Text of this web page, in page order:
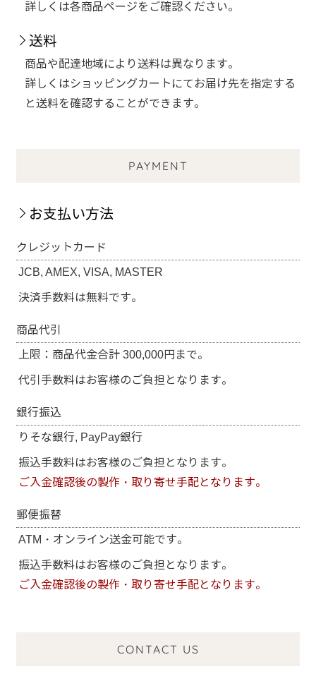
詳しくは各商品ページをご確認ください。
送料
商品や配達地域により送料は異なります。
詳しくはショッピングカートにてお届け先を指定する
と送料を確認することができます。
PAYMENT
お支払い方法
クレジットカード
JCB, AMEX, VISA, MASTER
決済手数料は無料です。
商品代引
上限：商品代金合計 300,000円まで。
代引手数料はお客様のご負担となります。
銀行振込
りそな銀行, PayPay銀行
振込手数料はお客様のご負担となります。
ご入金確認後の製作・取り寄せ手配となります。
郵便振替
ATM・オンライン送金可能です。
振込手数料はお客様のご負担となります。
ご入金確認後の製作・取り寄せ手配となります。
CONTACT US